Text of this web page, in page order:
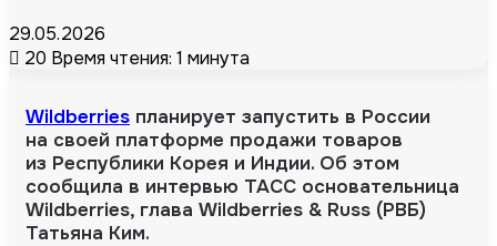
29.05.2026
20 Время чтения: 1 минута
Wildberries планирует запустить в России
на своей платформе продажи товаров
из Республики Корея и Индии. Об этом
сообщила в интервью ТАСС основательница
Wildberries, глава Wildberries & Russ (РВБ)
Татьяна Ким.